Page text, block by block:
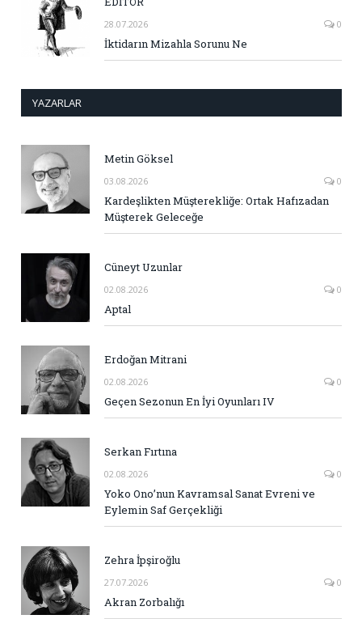
28.07.2026 0
İktidarın Mizahla Sorunu Ne
YAZARLAR
Metin Göksel
03.08.2026 0
Kardeşlikten Müşterekliğe: Ortak Hafızadan
Müşterek Geleceğe
Cüneyt Uzunlar
02.08.2026 0
Aptal
Erdoğan Mitrani
02.08.2026 0
Geçen Sezonun En İyi Oyunları IV
Serkan Fırtına
02.08.2026 0
Yoko Ono’nun Kavramsal Sanat Evreni ve
Eylemin Saf Gerçekliği
Zehra İpşiroğlu
27.07.2026 0
Akran Zorbalığı